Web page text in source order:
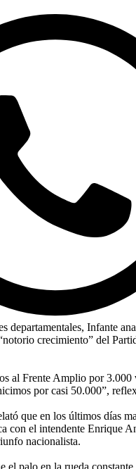
departamentales, Infante
crecimiento” del
al Frente Amplio por 3.000
por casi 50.000”,
que en los últimos días
con el intendente Enrique
nacionalista.
el palo en la rueda